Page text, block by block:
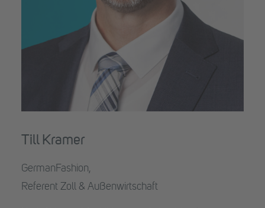
Till Kramer
GermanFashion,
Referent Zoll & Außenwirtschaft